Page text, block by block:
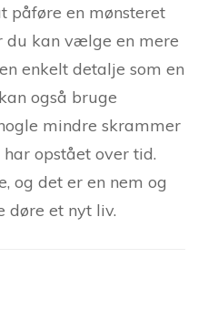
påføre en mønsteret
du kan vælge en mere
enkelt detalje som en
også bruge
mindre skrammer
opstået over tid.
og det er en nem og
døre et nyt liv.